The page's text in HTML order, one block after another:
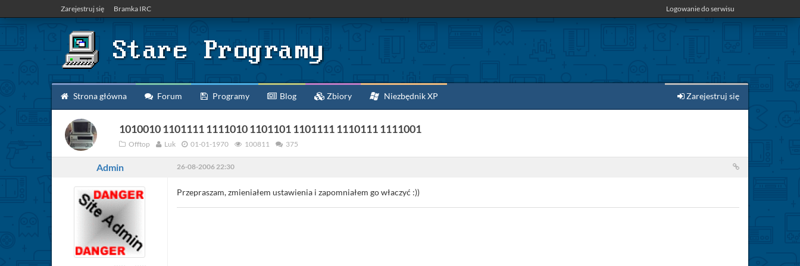
Zarejestruj się Bramka IRC Logowanie do serwisu
Strona główna Forum Programy Blog Zbiory Niezbędnik XP Zarejestruj się
1010010 1101111 1111010 1101101 1101111 1110111 1111001
Offtop Luk 01-01-1970 100811 375
Admin 26-08-2006 22:30
Przepraszam, zmieniałem ustawienia i zapomniałem go właczyć :))